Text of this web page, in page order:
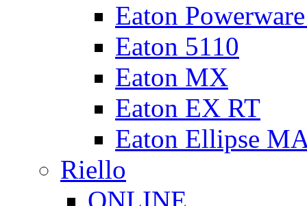
Eaton
Eaton 5110
Eaton MX
Eaton EX RT
Eaton Ellipse
Riello